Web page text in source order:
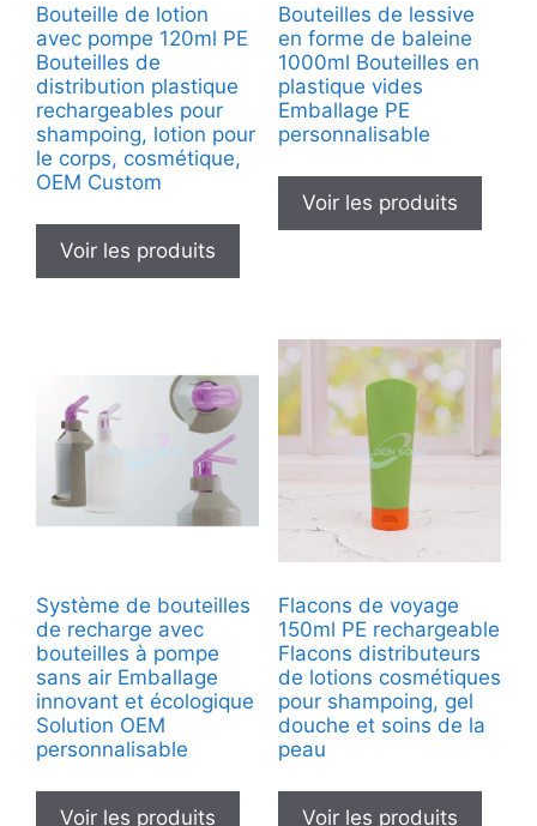
Bouteille de lotion
avec pompe 120ml PE
Bouteilles de
distribution plastique
rechargeables pour
shampoing, lotion pour
le corps, cosmétique,
OEM Custom
Voir les produits
Bouteilles de lessive
en forme de baleine
1000ml Bouteilles en
plastique vides
Emballage PE
personnalisable
Voir les produits
Système de bouteilles
de recharge avec
bouteilles à pompe
sans air Emballage
innovant et écologique
Solution OEM
personnalisable
Voir les produits
Flacons de voyage
150ml PE rechargeable
Flacons distributeurs
de lotions cosmétiques
pour shampoing, gel
douche et soins de la
peau
Voir les produits